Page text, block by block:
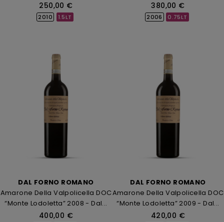
250,00 €
2010 1.5LT
380,00 €
2006 0.75LT
DAL FORNO ROMANO
Amarone Della Valpolicella DOC
“Monte Lodoletta” 2008 - Dal...
400,00 €
DAL FORNO ROMANO
Amarone Della Valpolicella DOC
“Monte Lodoletta” 2009 - Dal...
420,00 €